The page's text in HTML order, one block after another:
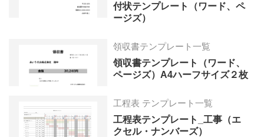
付状テンプレート（ワード、ペ
ージズ）
領収書テンプレート一覧
領収書テンプレート（ワード、
ページズ）A4ハーフサイズ２枚
工程表 テンプレート一覧
工程表テンプレート_工事（エ
クセル・ナンバーズ）